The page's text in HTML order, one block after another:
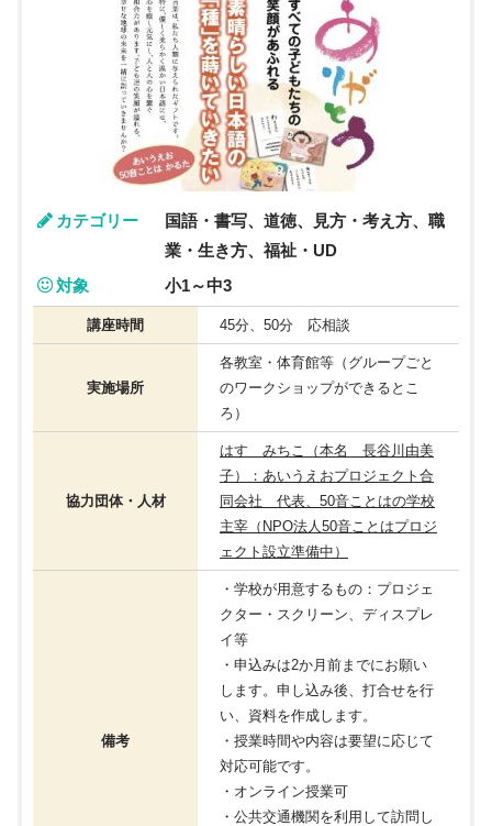
カテゴリー
国語・書写、道徳、見方・考え方、職
業・生き方、福祉・UD
対象
小1～中3
講座時間 45分、50分 応相談
実施場所
各教室・体育館等（グループごと
のワークショップができるとこ
ろ）
協力団体・人材
はす みちこ（本名 長谷川由美
子）：あいうえおプロジェクト合
同会社 代表、50音ことはの学校
主宰（NPO法人50音ことはプロジ
ェクト設立準備中）
備考
・学校が用意するもの：プロジェ
クター・スクリーン、ディスプレ
イ等
・申込みは2か月前までにお願い
します。申し込み後、打合せを行
い、資料を作成します。
・授業時間や内容は要望に応じて
対応可能です。
・オンライン授業可
・公共交通機関を利用して訪問し